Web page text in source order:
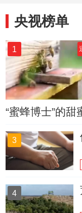
央视榜单
1
“蜜蜂博士”的甜
3
4